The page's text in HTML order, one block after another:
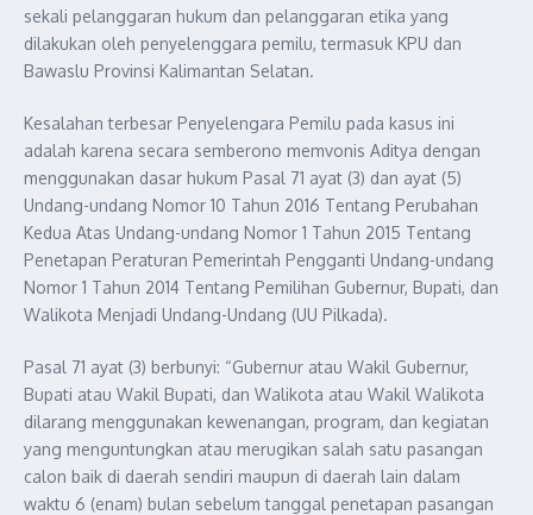
sekali pelanggaran hukum dan pelanggaran etika yang
dilakukan oleh penyelenggara pemilu, termasuk KPU dan
Bawaslu Provinsi Kalimantan Selatan.
Kesalahan terbesar Penyelengara Pemilu pada kasus ini
adalah karena secara semberono memvonis Aditya dengan
menggunakan dasar hukum Pasal 71 ayat (3) dan ayat (5)
Undang-undang Nomor 10 Tahun 2016 Tentang Perubahan
Kedua Atas Undang-undang Nomor 1 Tahun 2015 Tentang
Penetapan Peraturan Pemerintah Pengganti Undang-undang
Nomor 1 Tahun 2014 Tentang Pemilihan Gubernur, Bupati, dan
Walikota Menjadi Undang-Undang (UU Pilkada).
Pasal 71 ayat (3) berbunyi: “Gubernur atau Wakil Gubernur,
Bupati atau Wakil Bupati, dan Walikota atau Wakil Walikota
dilarang menggunakan kewenangan, program, dan kegiatan
yang menguntungkan atau merugikan salah satu pasangan
calon baik di daerah sendiri maupun di daerah lain dalam
waktu 6 (enam) bulan sebelum tanggal penetapan pasangan